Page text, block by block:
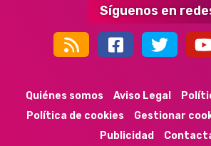
Síguenos en
Quiénes somos Aviso Legal
Política de cookies
Gestionar
Publicidad